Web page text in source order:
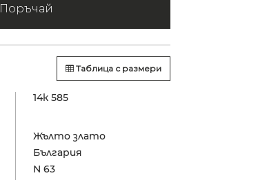
Поръчай
Таблица с размери
14к 585
Жълто злато
България
N 63